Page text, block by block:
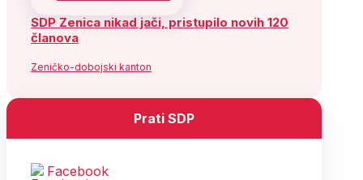
SDP Zenica nikad jači, pristupilo novih 120
članova
Zeničko-dobojski kanton
Prati SDP
Facebook